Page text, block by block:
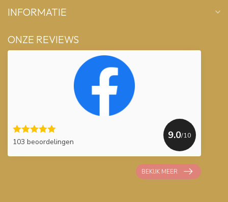
INFORMATIE
ONZE REVIEWS
103 beoordelingen
9.0/10
BEKIJK MEER